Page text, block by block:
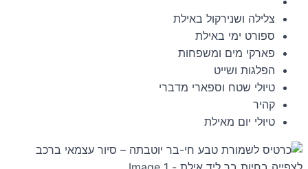
צלילה ושנירקול באילת
ספורט ימי באילת
פארקי מים ומשפחות
הפלגות ושייט
טיולי שטח וספארי מדברי
קהיר
טיולי יום מאילת